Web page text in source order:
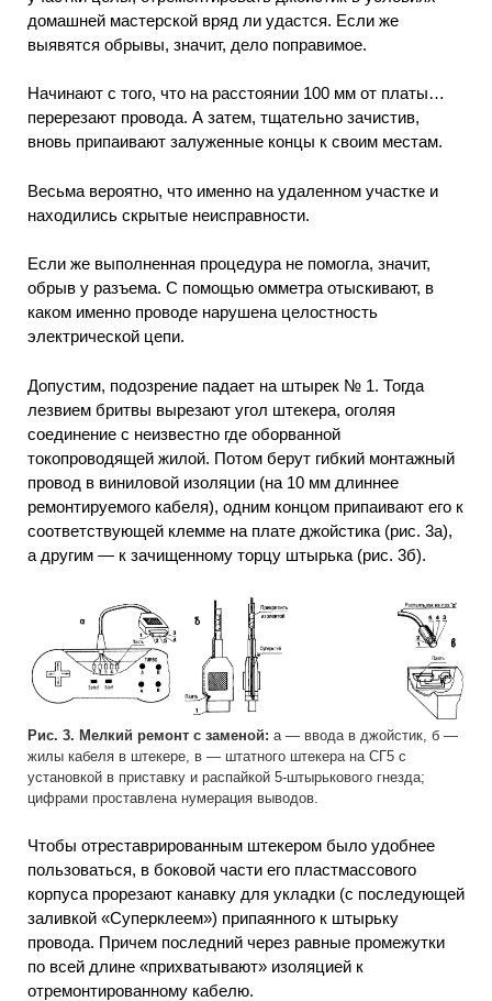
домашней мастерской вряд ли удастся. Если же
выявятся обрывы, значит, дело поправимое.
Начинают с того, что на расстоянии 100 мм от платы…
перерезают провода. А затем, тщательно зачистив,
вновь припаивают залуженные концы к своим местам.
Весьма вероятно, что именно на удаленном участке и
находились скрытые неисправности.
Если же выполненная процедура не помогла, значит,
обрыв у разъема. С помощью омметра отыскивают, в
каком именно проводе нарушена целостность
электрической цепи.
Допустим, подозрение падает на штырек № 1. Тогда
лезвием бритвы вырезают угол штекера, оголяя
соединение с неизвестно где оборванной
токопроводящей жилой. Потом берут гибкий монтажный
провод в виниловой изоляции (на 10 мм длиннее
ремонтируемого кабеля), одним концом припаивают его к
соответствующей клемме на плате джойстика (рис. 3а),
а другим — к зачищенному торцу штырька (рис. 3б).
Рис. 3. Мелкий ремонт с заменой: а — ввода в джойстик, б —
жилы кабеля в штекере, в — штатного штекера на СГ5 с
установкой в приставку и распайкой 5-штырькового гнезда;
цифрами проставлена нумерация выводов.
Чтобы отреставрированным штекером было удобнее
пользоваться, в боковой части его пластмассового
корпуса прорезают канавку для укладки (с последующей
заливкой «Суперклеем») припаянного к штырьку
провода. Причем последний через равные промежутки
по всей длине «прихватывают» изоляцией к
отремонтированному кабелю.